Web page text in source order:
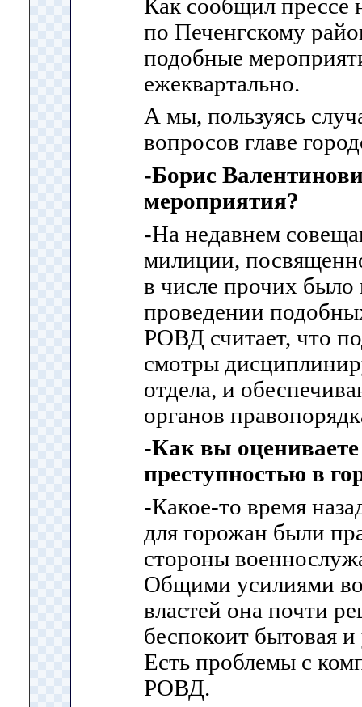
Как сообщил
по Печенгскому
подобные
ежеквартально.
А мы, пользуясь
вопросов главе
-Борис
мероприятия?
-На недавнем
милиции,
в числе прочих
проведении
РОВД считает, что
смотры
отдела, и
органов
-Как вы
преступностью в
-Какое-то время
для горожан были
стороны
Общими усилиями
властей она почти
беспокоит бытовая
Есть проблемы с
РОВД.